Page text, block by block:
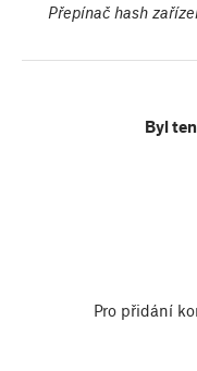
Přepínač hash
Byl
Pro přidání